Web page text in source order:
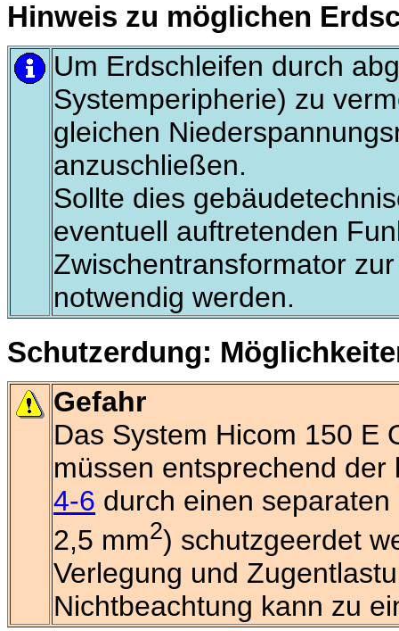
Hinweis zu möglichen
Um Erdschleifen durch
Systemperipherie) zu
gleichen
anzuschließen.
Sollte dies
eventuell auftretenden
Zwischentransformator
notwendig werden.
Schutzerdung:
Gefahr
Das System Hicom 150 E
müssen entsprechend
4-6 durch einen
2,5 mm2) schutzgeerdet
Verlegung und
Nichtbeachtung kann zu